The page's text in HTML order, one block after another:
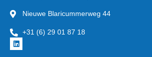
Nieuwe Blaricummerweg 44
+31 (6) 29 01 87 18